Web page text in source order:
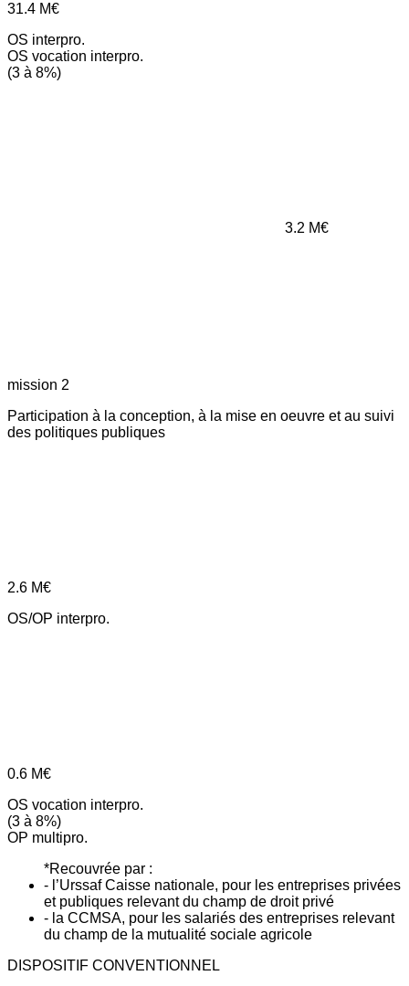
31.4 M€
OS interpro.
OS vocation interpro.
(3 à 8%)
3.2 M€
mission 2
Participation à la conception, à la mise en oeuvre et au suivi
des politiques publiques
2.6 M€
OS/OP interpro.
0.6 M€
OS vocation interpro.
(3 à 8%)
OP multipro.
*Recouvrée par :
- l’Urssaf Caisse nationale, pour les entreprises privées
et publiques relevant du champ de droit privé
- la CCMSA, pour les salariés des entreprises relevant
du champ de la mutualité sociale agricole
DISPOSITIF CONVENTIONNEL